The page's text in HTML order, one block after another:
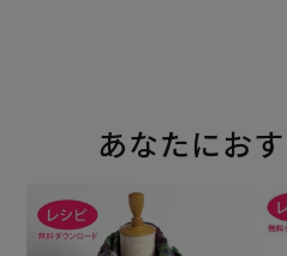
あなたにお